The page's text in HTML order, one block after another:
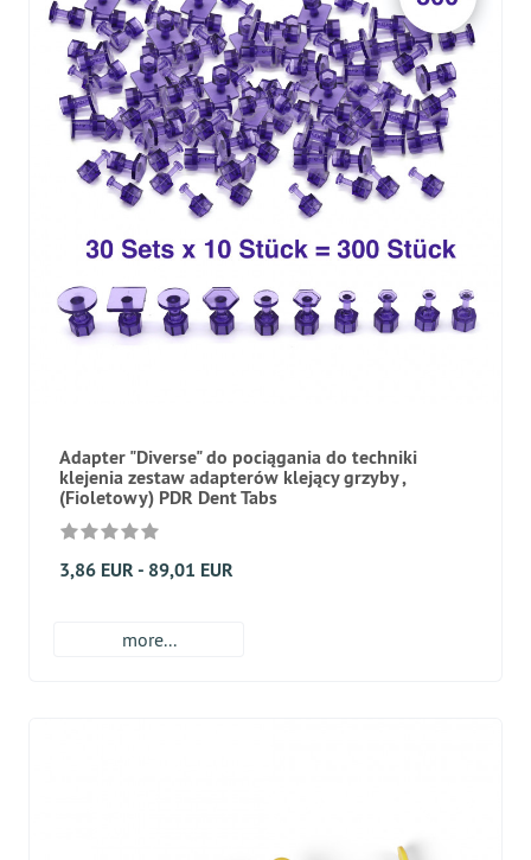
Adapter "Diverse" do pociągania do techniki
klejenia zestaw adapterów klejący grzyby ,
(Fioletowy) PDR Dent Tabs
3,86 EUR - 89,01 EUR
more...